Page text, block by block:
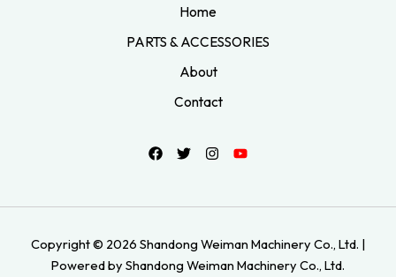
Home
PARTS & ACCESSORIES
About
Contact
Copyright © 2026 Shandong Weiman Machinery Co., Ltd. |
Powered by Shandong Weiman Machinery Co., Ltd.